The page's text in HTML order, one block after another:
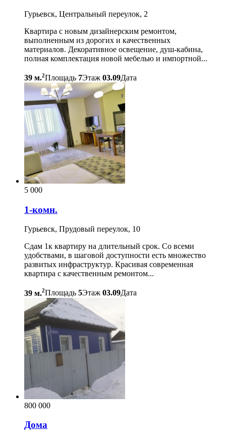
Гурьевск, Центральный переулок, 2
Квартира с новым дизайнерским ремонтом,
выполненным из дорогих и качественных
материалов. Декоративное освещение, душ-кабина,
полная комплектация новой мебелью и импортной...
39 м.2Площадь 7Этаж 03.09Дата
5 000
1-комн.
Гурьевск, Прудовый переулок, 10
Сдам 1к квартиру на длительный срок. Со всеми
удобствами, в шаговой доступности есть множество
развитых инфраструктур. Красивая современная
квартира с качественным ремонтом...
39 м.2Площадь 5Этаж 03.09Дата
800 000
Дома